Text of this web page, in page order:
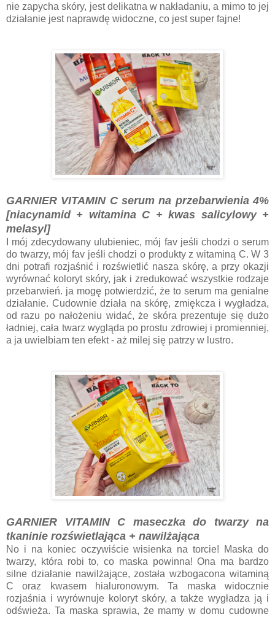
nie zapycha skóry, jest delikatna w nakładaniu, a mimo to jej
działanie jest naprawdę widoczne, co jest super fajne!
GARNIER VITAMIN C serum na przebarwienia 4%
[niacynamid + witamina C + kwas salicylowy +
melasyl]
I mój zdecydowany ulubieniec, mój fav jeśli chodzi o serum
do twarzy, mój fav jeśli chodzi o produkty z witaminą C. W 3
dni potrafi rozjaśnić i rozświetlić nasza skórę, a przy okazji
wyrównać koloryt skóry, jak i zredukować wszystkie rodzaje
przebarwień. ja mogę potwierdzić, że to serum ma genialne
działanie. Cudownie działa na skórę, zmiękcza i wygładza,
od razu po nałożeniu widać, że skóra prezentuje się dużo
ładniej, cała twarz wygląda po prostu zdrowiej i promienniej,
a ja uwielbiam ten efekt - aż milej się patrzy w lustro.
GARNIER VITAMIN C maseczka do twarzy na
tkaninie rozświetlająca + nawilżająca
No i na koniec oczywiście wisienka na torcie! Maska do
twarzy, która robi to, co maska powinna! Ona ma bardzo
silne działanie nawilżające, została wzbogacona witaminą
C oraz kwasem hialuronowym. Ta maska widocznie
rozjaśnia i wyrównuje koloryt skóry, a także wygładza ją i
odświeża. Ta maska sprawia, że mamy w domu cudowne